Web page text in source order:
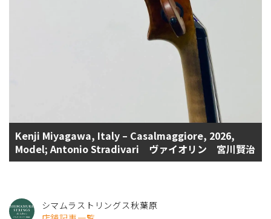
Kenji Miyagawa, Italy – Casalmaggiore, 2026,
Model; Antonio Stradivari ヴァイオリン 宮川賢治
シマムラストリングス秋葉原